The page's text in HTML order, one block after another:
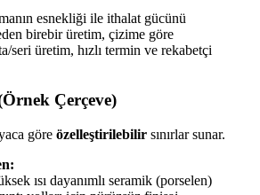
esnekliği ile ithalat gücünü
birebir üretim, çizime göre
seri üretim, hızlı termin ve rekabetçi
Çerçeve)
göre özelleştirilebilir sınırlar sunar.
ısı dayanımlı seramik (porselen)